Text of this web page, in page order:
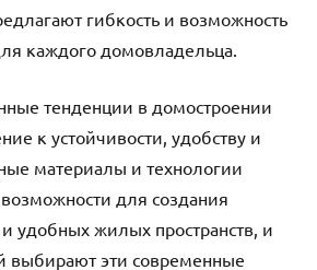
гибкость и возможность
каждого домовладельца.
тенденции в домостроении
к устойчивости, удобству и
материалы и технологии
для создания
удобных жилых пространств, и
выбирают эти современные